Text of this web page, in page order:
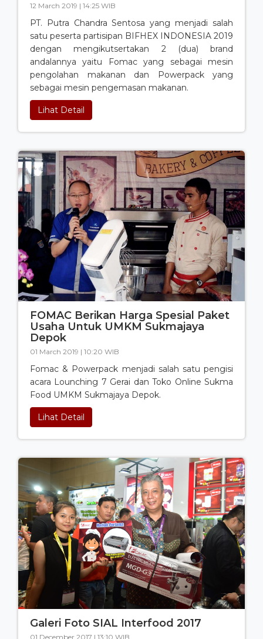
12 March 2019 | 14:25 WIB
PT. Putra Chandra Sentosa yang menjadi salah
satu peserta partisipan BIFHEX INDONESIA 2019
dengan mengikutsertakan 2 (dua) brand
andalannya yaitu Fomac yang sebagai mesin
pengolahan makanan dan Powerpack yang
sebagai mesin pengemasan makanan.
Lihat Detail
FOMAC Berikan Harga Spesial Paket
Usaha Untuk UMKM Sukmajaya
Depok
01 March 2019 | 10:20 WIB
Fomac & Powerpack menjadi salah satu pengisi
acara Lounching 7 Gerai dan Toko Online Sukma
Food UMKM Sukmajaya Depok.
Lihat Detail
Galeri Foto SIAL Interfood 2017
01 December 2017 | 13:10 WIB